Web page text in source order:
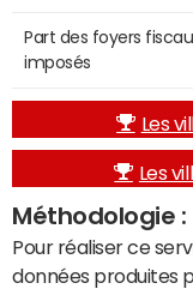
Part des foyers
imposés
Les
Les
Méthodologie :
Pour réaliser ce
données produites